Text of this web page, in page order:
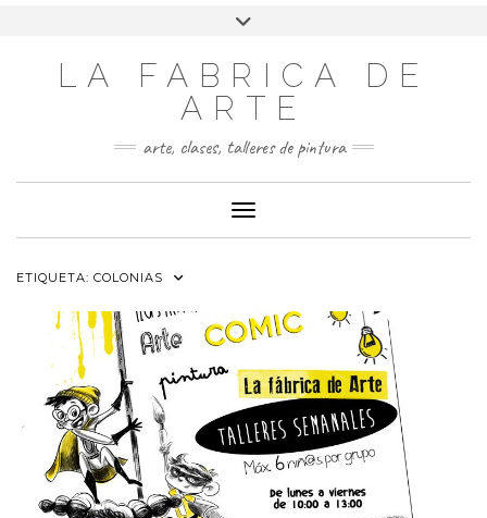
LA FABRICA DE
ARTE
arte, clases, talleres de pintura
Cambiar modo de navegación
ETIQUETA: COLONIAS